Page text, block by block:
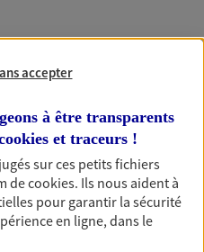
les
et les
accepter
à être transparents
et traceurs !
sur ces petits fichiers
decookies. Ils nous aident à
pour garantir la sécurité
en ligne, dans le